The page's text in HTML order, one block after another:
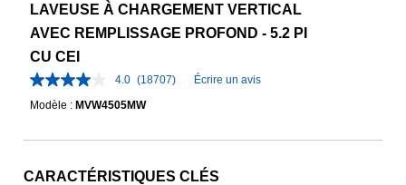
LAVEUSE À CHARGEMENT VERTICAL
AVEC REMPLISSAGE PROFOND - 5.2 PI
CU CEI
4.0 (18707)
Écrire un avis
Modèle : MVW4505MW
CARACTÉRISTIQUES CLÉS